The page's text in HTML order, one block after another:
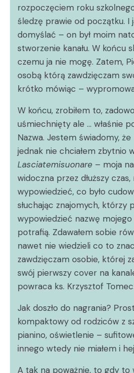
rozpoczęciem roku
śledzę prawie od początku. I
domyślać – on był moim
stworzenie kanału. W końcu
czemu ja nie mogę. Zatem,
osobą którą zawdzięczam
krótko mówiąc –
W końcu, zrobiłem to,
uśmiechnięty ale … właśnie
Nazwa. Jestem świadomy,
jednak nie chciałem zbytnio
Lasciatemisuonare – moja
widoczna przez dłuższy
wypowiedzieć, co było
słuchając znajomych, którzy
wypowiedzieć nazwę mojego
potrafią. Zdawałem sobie
nawet nie wiedzieli co to
zawdzięczam osobie, której
swój pierwszy cover na
powraca ks. Krzysztof
Jak doszło do nagrania?
kompaktowy od rodziców z
pianino, oświetlenie –
innego wtedy nie miałem i
A tak na poważnie, to gdy to